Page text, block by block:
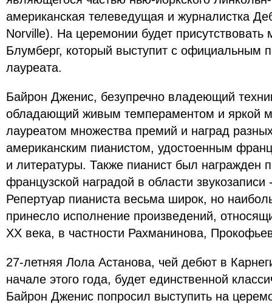
американская телеведущая и журналистка
Norville). На церемонии будет
Блумберг, который выступит с официальным
лауреата.
Байрон Дженис, безупречно владеющий
обладающий живым темпераментом и яркой
лауреатом множества премий и наград
американским пианистом, удостоенным
и литературы. Также пианист был награжден
французской наградой в области
Репертуар пианиста весьма широк, но
принесло исполнение произведений,
XX века, в частности Рахманинова,
27-летняя Лола Астанова, чей дебют в
начале этого года, будет единственной
Байрон Дженис попросил выступить на